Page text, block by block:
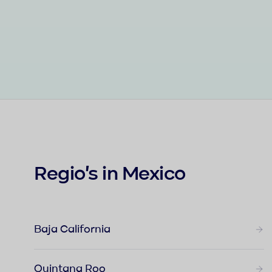
Regio's in Mexico
Baja California
Quintana Roo